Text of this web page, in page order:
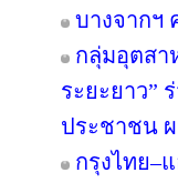
บางจากฯ
กลุ่มอุตสา
ระยะยาว”
ประชาชน
กรุงไทย–